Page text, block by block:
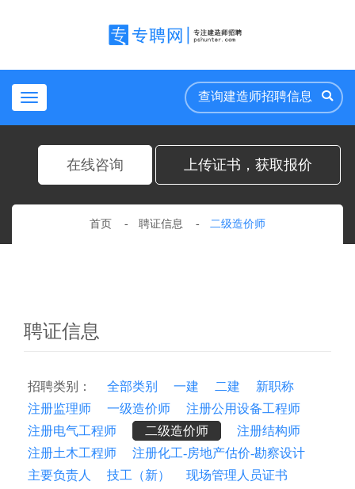
Toggle
navigation
在线咨询 上传证书，获取报价
首页 聘证信息 二级造价师
聘证信息
招聘类别： 全部类别 一建 二建
新职称
注册监理师
一级造价师
注册公用设备工程师
注册电气工程师
二级造价师
注册结构师
注册土木工程师
注册化工-房地产估价-勘察设计
主要负责人
技工（新）
现场管理人员证书